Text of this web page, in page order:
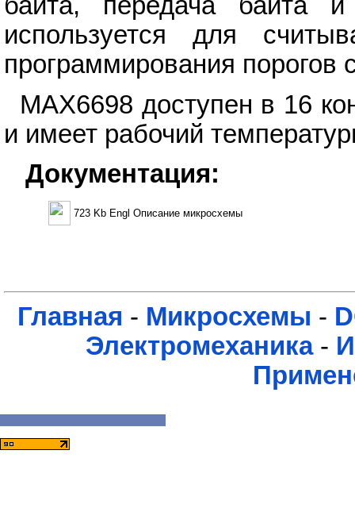
байта, передача байта
используется для
программирования порогов
MAX6698 доступен в 16
и имеет рабочий
Документация:
723 Kb Engl Описание микросхемы
Главная - Микросхемы -
Электромеханика-